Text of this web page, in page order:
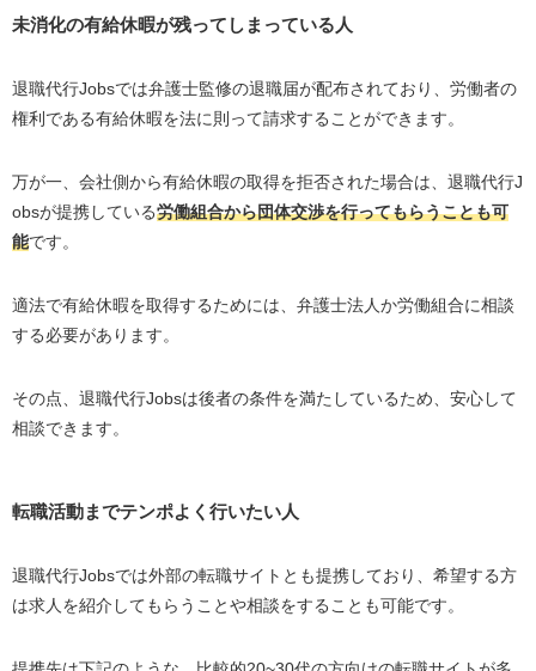
未消化の有給休暇が残ってしまっている人
退職代行Jobsでは弁護士監修の退職届が配布されており、労働者の
権利である有給休暇を法に則って請求することができます。
万が一、会社側から有給休暇の取得を拒否された場合は、退職代行J
obsが提携している労働組合から団体交渉を行ってもらうことも可
能です。
適法で有給休暇を取得するためには、弁護士法人か労働組合に相談
する必要があります。
その点、退職代行Jobsは後者の条件を満たしているため、安心して
相談できます。
転職活動までテンポよく行いたい人
退職代行Jobsでは外部の転職サイトとも提携しており、希望する方
は求人を紹介してもらうことや相談をすることも可能です。